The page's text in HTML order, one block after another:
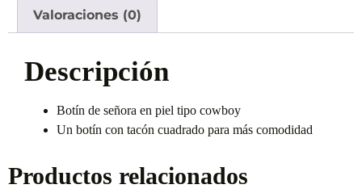
Valoraciones (0)
Descripción
Botín de señora en piel tipo cowboy
Un botín con tacón cuadrado para más comodidad
Productos relacionados